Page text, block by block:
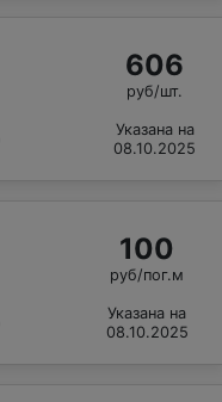
606
руб/шт.
Указана на
08.10.2025
100
руб/пог.м
Указана на
08.10.2025